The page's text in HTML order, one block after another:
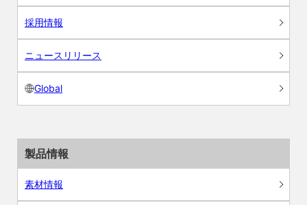
採用情報
ニュースリリース
Global
製品情報
素材情報